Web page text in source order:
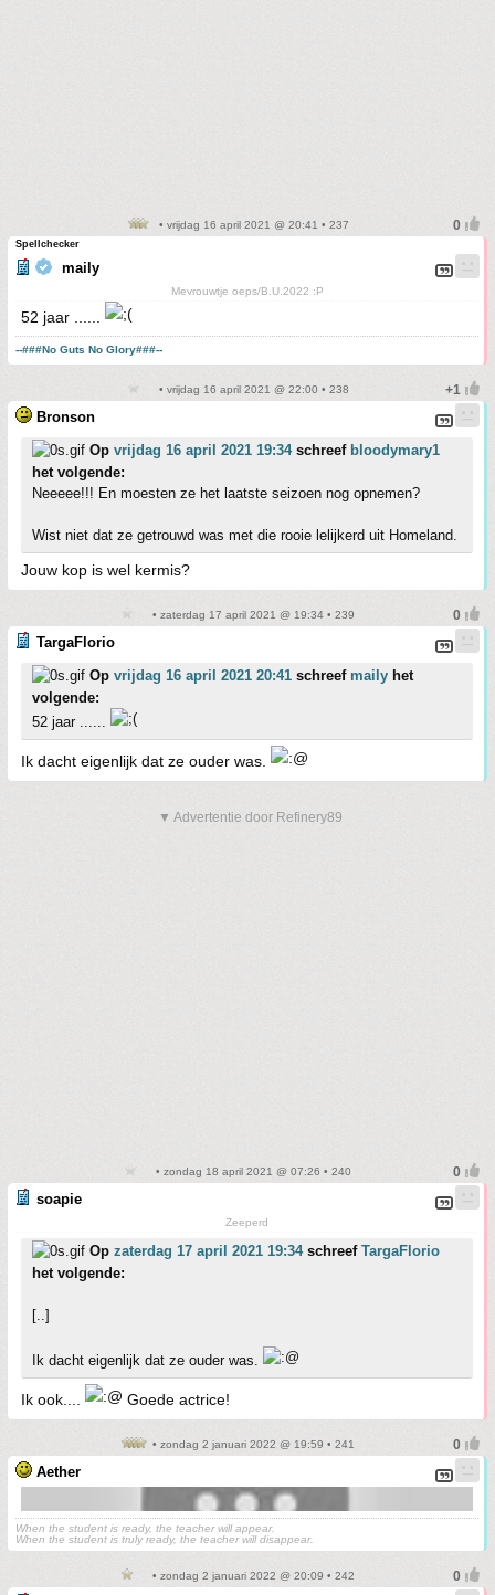
• vrijdag 16 april 2021 @ 20:41 • 237
Spellchecker
maily
Mevrouwtje oeps/B.U.2022 :P
52 jaar ......
--###No Guts No Glory###--
• vrijdag 16 april 2021 @ 22:00 • 238
Bronson
Op vrijdag 16 april 2021 19:34schreef bloodymary1
het volgende:
Neeeee!!! En moesten ze het laatste seizoen nog opnemen?
Wist niet dat ze getrouwd was met die rooie lelijkerd uit Homeland.
Jouw kop is wel kermis?
• zaterdag 17 april 2021 @ 19:34 • 239
TargaFlorio
Op vrijdag 16 april 2021 20:41 schreef maily het
volgende:
52 jaar ......
Ik dacht eigenlijk dat ze ouder was.
▼ Advertentie door Refinery89
• zondag 18 april 2021 @ 07:26 • 240
soapie
Zeeperd
Op zaterdag 17 april 2021 19:34schreef TargaFlorio
het volgende:
[..]
Ik dacht eigenlijk dat ze ouder was.
Ik ook.... Goede actrice!
• zondag 2 januari 2022 @ 19:59 • 241
Aether
When the student is ready, the teacher will appear.
When the student is truly ready, the teacher will disappear.
• zondag 2 januari 2022 @ 20:09 • 242